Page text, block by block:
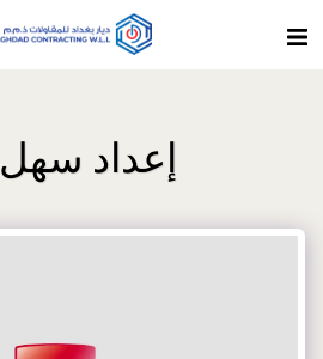
إعداد سهل BFT